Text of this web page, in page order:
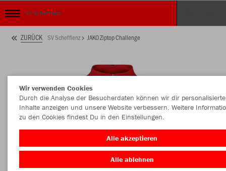
SV Schefflenz
ZURÜCK SV Schefflenz JAKO Ziptop Challenge
Wir verwenden Cookies
Durch die Analyse der Besucherdaten können wir dir personalisierte
Inhalte anzeigen und unsere Website verbessern. Weitere
zu den Cookies findest Du in den Einstellungen.
Alle akzeptieren
Alle ablehnen